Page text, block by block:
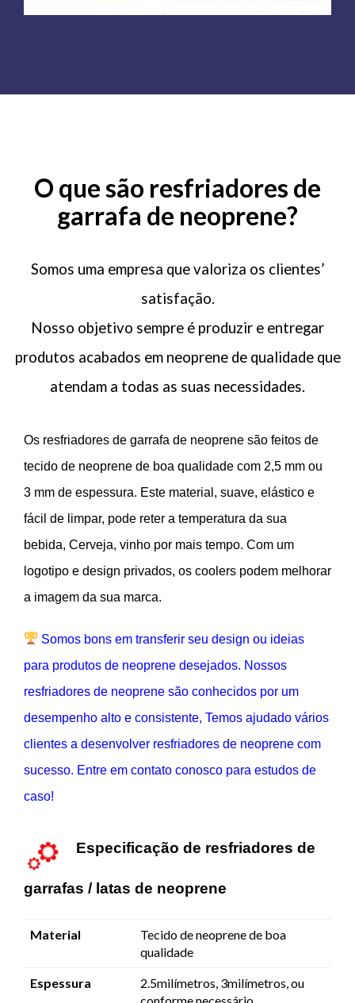
O que são resfriadores de
garrafa de neoprene?
Somos uma empresa que valoriza os clientes’
satisfação.
Nosso objetivo sempre é produzir e entregar
produtos acabados em neoprene de qualidade que
atendam a todas as suas necessidades.
Os resfriadores de garrafa de neoprene são feitos de
tecido de neoprene de boa qualidade com 2,5 mm ou
3 mm de espessura. Este material, suave, elástico e
fácil de limpar, pode reter a temperatura da sua
bebida, Cerveja, vinho por mais tempo. Com um
logotipo e design privados, os coolers podem melhorar
a imagem da sua marca.
Somos bons em transferir seu design ou ideias
para produtos de neoprene desejados. Nossos
resfriadores de neoprene são conhecidos por um
desempenho alto e consistente, Temos ajudado vários
clientes a desenvolver resfriadores de neoprene com
sucesso. Entre em contato conosco para estudos de
caso!
Especificação de resfriadores de
garrafas / latas de neoprene
Material
Tecido de neoprene de boa
qualidade
Espessura
2.5milímetros, 3milímetros, ou